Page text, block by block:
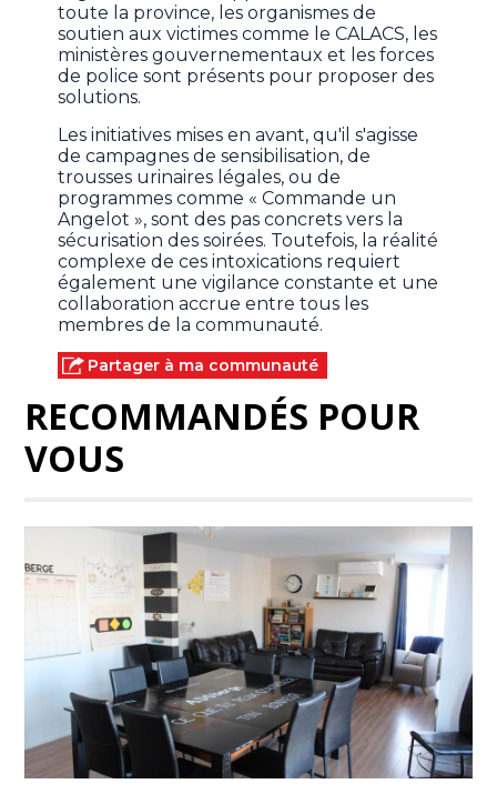
toute la province, les organismes de
soutien aux victimes comme le CALACS, les
ministères gouvernementaux et les forces
de police sont présents pour proposer des
solutions.
Les initiatives mises en avant, qu'il s'agisse
de campagnes de sensibilisation, de
trousses urinaires légales, ou de
programmes comme « Commande un
Angelot », sont des pas concrets vers la
sécurisation des soirées. Toutefois, la réalité
complexe de ces intoxications requiert
également une vigilance constante et une
collaboration accrue entre tous les
membres de la communauté.
Partager à ma communauté
RECOMMANDÉS POUR
VOUS